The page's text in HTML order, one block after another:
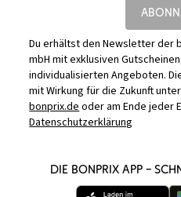
Du erhältst den Newsletter der
mbH mit exklusiven
individualisierten Angeboten.
mit Wirkung für die Zukunft unter
bonprix.deoder am Ende jeder
Datenschutzerklärung
DIE BONPRIX APP –